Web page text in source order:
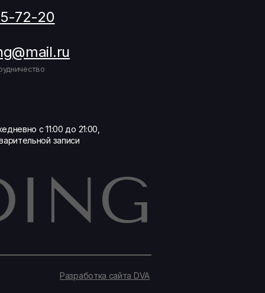
Разработка сайта DVA
72-20
с 11:00 до 21:00,
записи